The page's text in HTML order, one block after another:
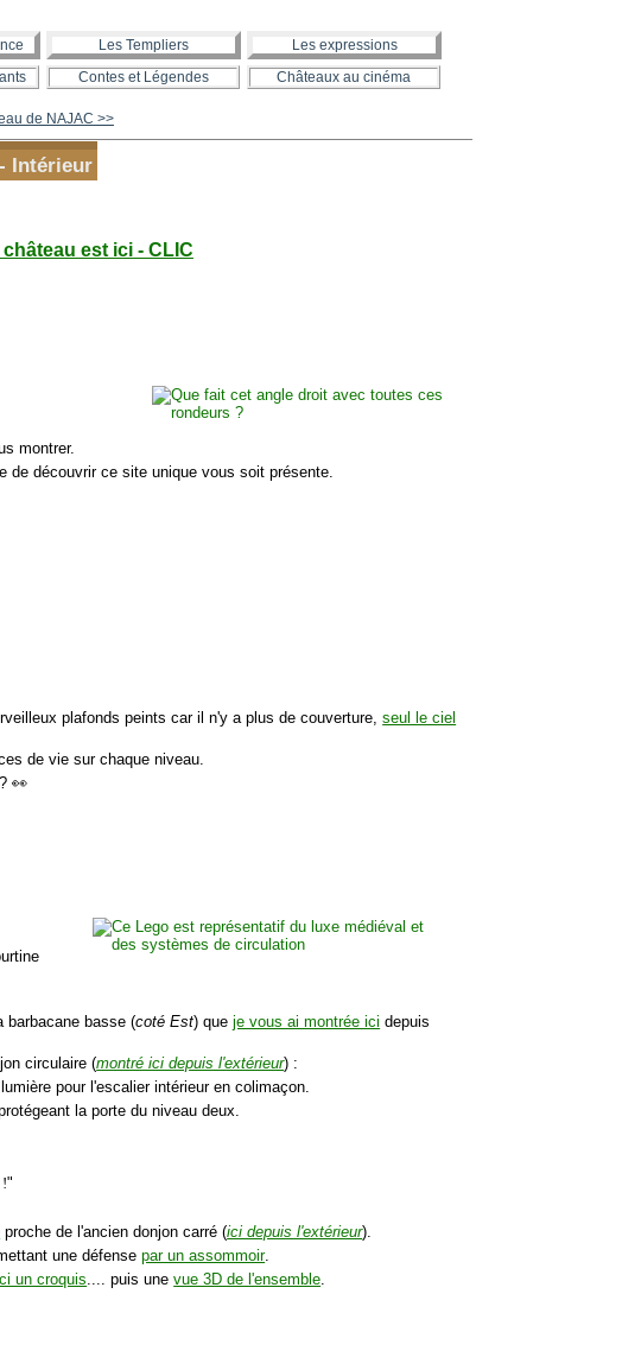
Les Templiers
Les expressions
Contes et Légendes Châteaux au cinéma
de NAJAC >>
Intérieur
est ici - CLIC
montrer.
découvrir ce site unique vous soit présente.
plafonds peints car il n'y a plus de couverture,seul le ciel
de vie sur chaque niveau.
👀
barbacane basse (coté Est) queje vous ai montrée ici depuis
circulaire (montré ici depuis l'extérieur) :
pour l'escalier intérieur en colimaçon.
la porte du niveau deux.
!"
proche de l'ancien donjon carré (ici depuis l'extérieur).
une défensepar un assommoir.
un croquis .... puis unevue 3D de l'ensemble